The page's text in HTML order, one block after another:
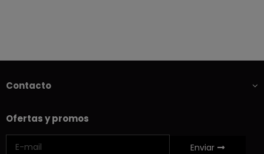
Contacto
Ofertas y promos
Enviar